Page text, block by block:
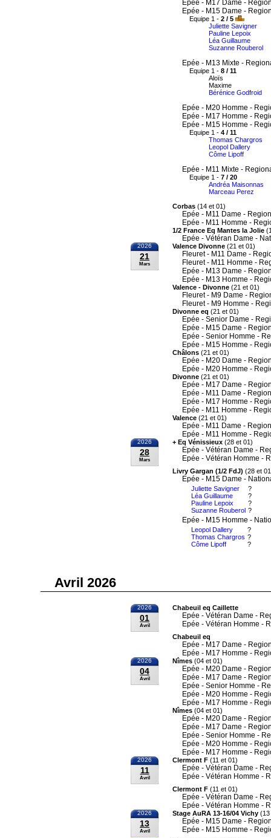
Epée - M17 Dame -
Epée - M15 Dame -
Equipe 1 - 2 / 5
Juliette Savigner
Pauline Lepoix
Léa Guillaume
Suzanne Rouberol
Epée - M13 Mixte -
Equipe 1 - 8 / 11
Aloïs
Maxime
Bérénice Godfroid
Epée - M20 Homme -
Epée - M17 Homme -
Epée - M15 Homme -
Equipe 1 - 4 / 11
Thomas Chargros
Leopol Dallery
Côme Lipoff
Epée - M11 Mixte -
Equipe 1 - 7 / 20
Andréa Maisonnas
Marceau Perez
Corbas (14 et 01)
Epée - M11 Dame -
Epée - M11 Homme -
1/2 France Eq Mantes la Jolie
Epée - Vétéran Dame -
2026
21
Mars
Valence Divonne (21 et 01)
Fleuret - M11 Dame -
Fleuret - M11 Homme -
Epée - M13 Dame -
Epée - M13 Homme -
Valence - Divonne (21 et 01)
Fleuret - M9 Dame -
Fleuret - M9 Homme -
Divonne eq (21 et 01)
Epée - Senior Dame -
Epée - M15 Dame -
Epée - Senior Homme -
Epée - M15 Homme -
Châlons (21 et 01)
Epée - M20 Dame -
Epée - M20 Homme -
Divonne (21 et 01)
Epée - M17 Dame -
Epée - M11 Dame -
Epée - M17 Homme -
Epée - M11 Homme -
Valence (21 et 01)
Epée - M11 Dame -
Epée - M11 Homme -
2026
28
Mars
+ Eq Vénissieux (28 et 01)
Epée - Vétéran Dame -
Epée - Vétéran Homme -
Livry Gargan (1/2 FdJ) (28 et
Epée - M15 Dame -
Juliette Savigner
Léa Guillaume
Pauline Lepoix
Suzanne Rouberol
?
?
?
?
Epée - M15 Homme -
Leopol Dallery
Thomas Chargros
Côme Lipoff
?
?
?
Avril 2026
2026
01
Avril
Chabeuil eq Caillette
Epée - Vétéran Dame -
Epée - Vétéran Homme -
Chabeuil eq
Epée - M17 Dame -
Epée - M17 Homme -
2026
04
Avril
Nîmes (04 et 01)
Epée - M20 Dame -
Epée - M17 Dame -
Epée - Senior Homme -
Epée - M20 Homme -
Epée - M17 Homme -
Nîmes (04 et 01)
Epée - M20 Dame -
Epée - M17 Dame -
Epée - Senior Homme -
Epée - M20 Homme -
Epée - M17 Homme -
2026
11
Avril
Clermont F (11 et 01)
Epée - Vétéran Dame -
Epée - Vétéran Homme -
Clermont F (11 et 01)
Epée - Vétéran Dame -
Epée - Vétéran Homme -
2026
13
Avril
Stage AuRA 13-16/04 Vichy (13
Epée - M15 Dame -
Epée - M15 Homme -